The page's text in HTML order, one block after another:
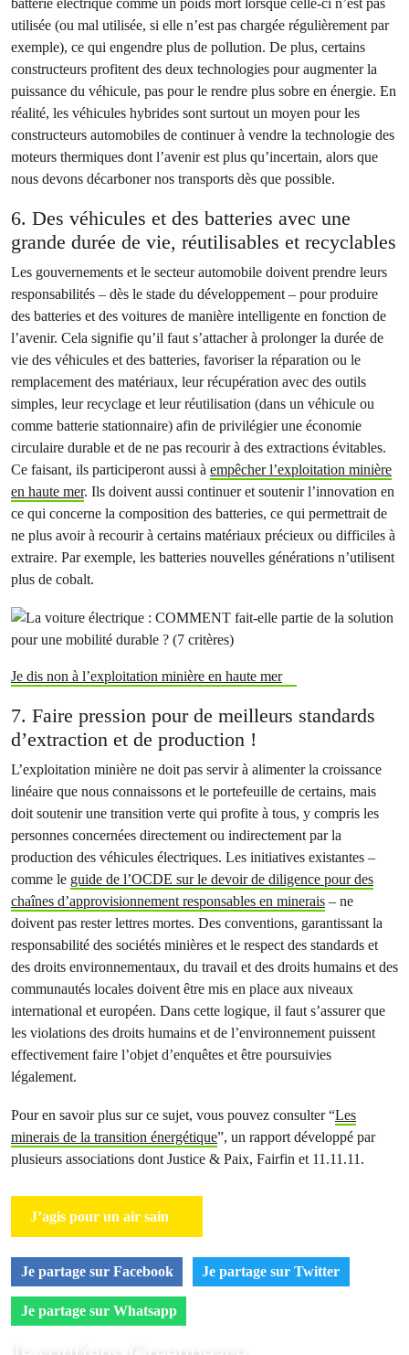
utilisée (ou mal utilisée, si elle n’est pas chargée régulièrement par
exemple), ce qui engendre plus de pollution. De plus, certains
constructeurs profitent des deux technologies pour augmenter la
puissance du véhicule, pas pour le rendre plus sobre en énergie. En
réalité, les véhicules hybrides sont surtout un moyen pour les
constructeurs automobiles de continuer à vendre la technologie des
moteurs thermiques dont l’avenir est plus qu’incertain, alors que
nous devons décarboner nos transports dès que possible.
6. Des véhicules et des batteries avec une
grande durée de vie, réutilisables et recyclables
Les gouvernements et le secteur automobile doivent prendre leurs
responsabilités – dès le stade du développement – pour produire
des batteries et des voitures de manière intelligente en fonction de
l’avenir. Cela signifie qu’il faut s’attacher à prolonger la durée de
vie des véhicules et des batteries, favoriser la réparation ou le
remplacement des matériaux, leur récupération avec des outils
simples, leur recyclage et leur réutilisation (dans un véhicule ou
comme batterie stationnaire) afin de privilégier une économie
circulaire durable et de ne pas recourir à des extractions évitables.
Ce faisant, ils participeront aussi à empêcher l’exploitation minière
en haute mer. Ils doivent aussi continuer et soutenir l’innovation en
ce qui concerne la composition des batteries, ce qui permettrait de
ne plus avoir à recourir à certains matériaux précieux ou difficiles à
extraire. Par exemple, les batteries nouvelles générations n’utilisent
plus de cobalt.
Je dis non à l’exploitation minière en haute mer
7. Faire pression pour de meilleurs standards
d’extraction et de production !
L’exploitation minière ne doit pas servir à alimenter la croissance
linéaire que nous connaissons et le portefeuille de certains, mais
doit soutenir une transition verte qui profite à tous, y compris les
personnes concernées directement ou indirectement par la
production des véhicules électriques. Les initiatives existantes –
comme le guide de l’OCDE sur le devoir de diligence pour des
chaînes d’approvisionnement responsables en minerais – ne
doivent pas rester lettres mortes. Des conventions, garantissant la
responsabilité des sociétés minières et le respect des standards et
des droits environnementaux, du travail et des droits humains et des
communautés locales doivent être mis en place aux niveaux
international et européen. Dans cette logique, il faut s’assurer que
les violations des droits humains et de l’environnement puissent
effectivement faire l’objet d’enquêtes et être poursuivies
légalement.
Pour en savoir plus sur ce sujet, vous pouvez consulter “Les
minerais de la transition énergétique”, un rapport développé par
plusieurs associations dont Justice & Paix, Fairfin et 11.11.11.
J’agis pour un air sain
Je partage sur Facebook Je partage sur Twitter
Je partage sur Whatsapp